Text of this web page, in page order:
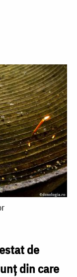
de
din care